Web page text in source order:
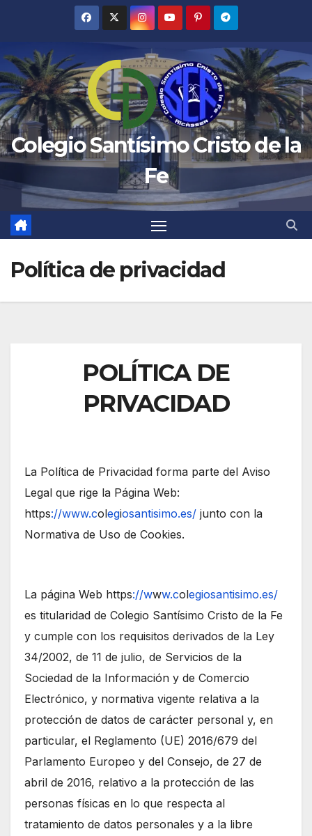
contenido
Colegio Santísimo Cristo de la
Fe
Política de privacidad
POLÍTICA DE
PRIVACIDAD
La Política de Privacidad forma parte del Aviso
Legal que rige la Página Web:
https://www.colegiosantisimo.es/ junto con la
Normativa de Uso de Cookies.
La página Web https://www.colegiosantisimo.es/
es titularidad de Colegio Santísimo Cristo de la Fe
y cumple con los requisitos derivados de la Ley
34/2002, de 11 de julio, de Servicios de la
Sociedad de la Información y de Comercio
Electrónico, y normativa vigente relativa a la
protección de datos de carácter personal y, en
particular, el Reglamento (UE) 2016/679 del
Parlamento Europeo y del Consejo, de 27 de
abril de 2016, relativo a la protección de las
personas físicas en lo que respecta al
tratamiento de datos personales y a la libre